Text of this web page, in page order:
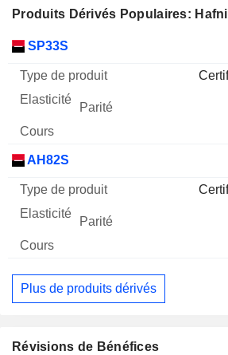
Produits Dérivés Populaires:
Mnemo Type produit
SP33S
AH82S
Plus de produits dérivés
Révisions de Bénéfices